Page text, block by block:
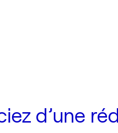
d’une